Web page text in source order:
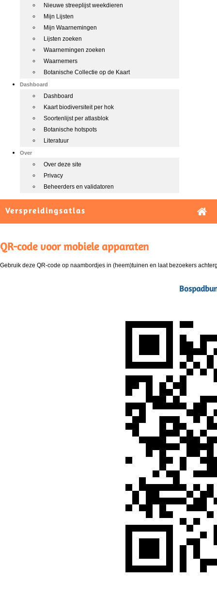
Nieuwe streeplijst weekdieren
Mijn Lijsten
Mijn Waarnemingen
Lijsten zoeken
Waarnemingen zoeken
Waarnemers
Botanische Collectie op de Kaart
Dashboard
Dashboard
Kaart biodiversiteit per hok
Soortenlijst per atlasblok
Botanische hotspots
Literatuur
Over
Over deze site
Privacy
Beheerders en validatoren
Verspreidingsatlas
QR-code voor mobiele apparaten
Gebruik deze QR-code op naambordjes in (heem)tuinen en laat bezoekers